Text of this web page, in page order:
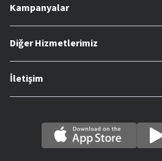
Kampanyalar
Diğer Hizmetlerimiz
İletişim